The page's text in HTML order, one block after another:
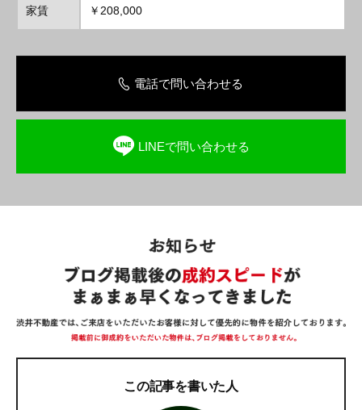
家賃 ￥208,000
電話で問い合わせる
LINEで問い合わせる
この記事を書いた人